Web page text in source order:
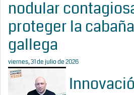
nodular
proteger la
gallega
viernes, 31 de julio de 2026